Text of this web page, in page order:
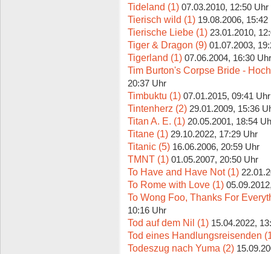
Tideland (1) 07.03.2010, 12:50 Uhr
Tierisch wild (1) 19.08.2006, 15:42
Tierische Liebe (1) 23.01.2010,
Tiger & Dragon (9) 01.07.2003,
Tigerland (1) 07.06.2004, 16:30 Uhr
Tim Burton's Corpse Bride -
20:37 Uhr
Timbuktu (1) 07.01.2015, 09:41 Uhr
Tintenherz (2) 29.01.2009, 15:36
Titan A. E. (1) 20.05.2001, 18:54
Titane (1) 29.10.2022, 17:29 Uhr
Titanic (5) 16.06.2006, 20:59 Uhr
TMNT (1) 01.05.2007, 20:50 Uhr
To Have and Have Not (1)
To Rome with Love (1)
To Wong Foo, Thanks For
10:16 Uhr
Tod auf dem Nil (1) 15.04.2022,
Tod eines Handlungsreisenden
Todeszug nach Yuma (2)